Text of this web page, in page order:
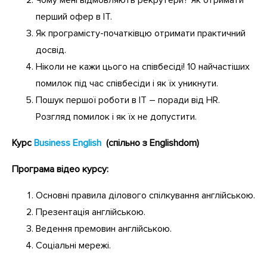
перший офер в ІТ.
Як програмісту-початківцю отримати практичний
досвід.
Ніколи не кажи цього на співбесіді! 10 найчастіших
помилок під час співбесіди і як їх уникнути.
Пошук першої роботи в IT – поради від HR.
Розгляд помилок і як їх не допустити.
Курс Business English (спільно з Englishdom)
Програма відео курсу:
Основні правила ділового спілкування англійською.
Презентація англійською.
Ведення премовин англійською.
Соціальні мережі.